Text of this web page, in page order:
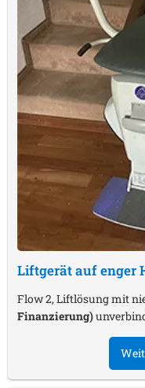
Liftgerät auf enger
Flow 2, Liftlösung mit
Finanzierung)